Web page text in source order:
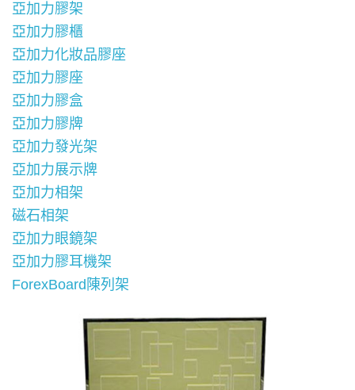
亞加力膠架
亞加力膠櫃
亞加力化妝品膠座
亞加力膠座
亞加力膠盒
亞加力膠牌
亞加力發光架
亞加力展示牌
亞加力相架
磁石相架
亞加力眼鏡架
亞加力膠耳機架
ForexBoard陳列架